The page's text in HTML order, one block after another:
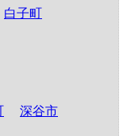
白子町
深谷市